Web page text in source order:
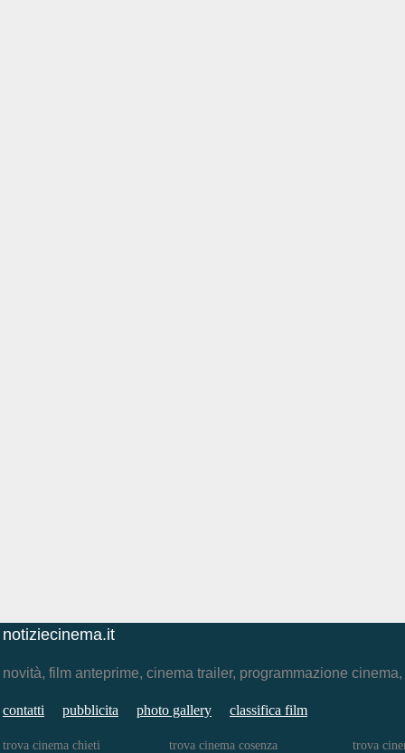
notiziecinema.it
novità, film anteprime, cinema trailer, programmazione
contatti pubblicita photo gallery classifica film
trova cinema chieti trova cinema cosenza trova